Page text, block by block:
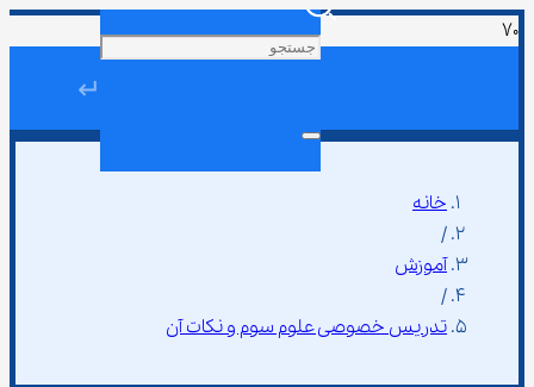
↵
خانه
/
آموزش
/
تدریس خصوصی علوم سوم و نکات آن